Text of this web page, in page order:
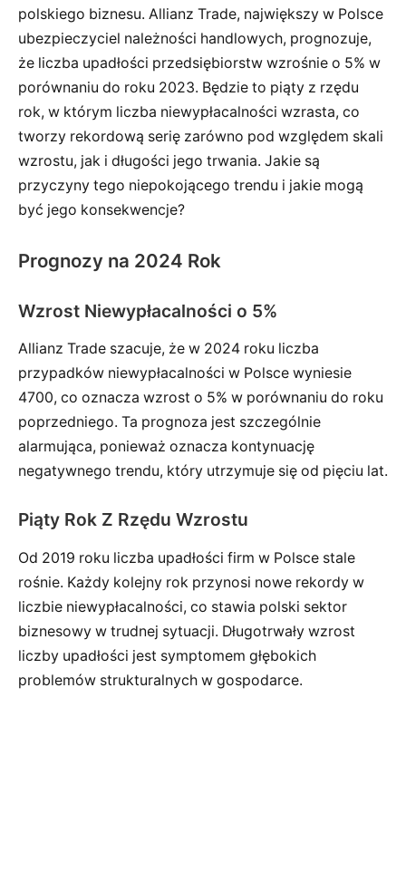
polskiego biznesu. Allianz Trade, największy w Polsce
ubezpieczyciel należności handlowych, prognozuje,
że liczba upadłości przedsiębiorstw wzrośnie o 5% w
porównaniu do roku 2023. Będzie to piąty z rzędu
rok, w którym liczba niewypłacalności wzrasta, co
tworzy rekordową serię zarówno pod względem skali
wzrostu, jak i długości jego trwania. Jakie są
przyczyny tego niepokojącego trendu i jakie mogą
być jego konsekwencje?
Prognozy na 2024 Rok
Wzrost Niewypłacalności o 5%
Allianz Trade szacuje, że w 2024 roku liczba
przypadków niewypłacalności w Polsce wyniesie
4700, co oznacza wzrost o 5% w porównaniu do roku
poprzedniego. Ta prognoza jest szczególnie
alarmująca, ponieważ oznacza kontynuację
negatywnego trendu, który utrzymuje się od pięciu lat.
Piąty Rok Z Rzędu Wzrostu
Od 2019 roku liczba upadłości firm w Polsce stale
rośnie. Każdy kolejny rok przynosi nowe rekordy w
liczbie niewypłacalności, co stawia polski sektor
biznesowy w trudnej sytuacji. Długotrwały wzrost
liczby upadłości jest symptomem głębokich
problemów strukturalnych w gospodarce.